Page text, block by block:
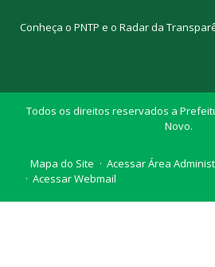
Conheça o PNTP e o Radar da
Todos os direitos reservados a
Novo.
Mapa do Site
Acessar Área
Acessar Webmail